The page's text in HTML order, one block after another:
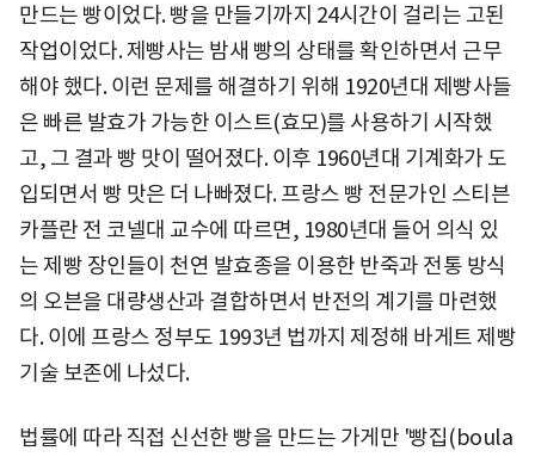
만드는 빵이었다. 빵을 만들기까지 24시간이 걸리는 고된
작업이었다. 제빵사는 밤새 빵의 상태를 확인하면서 근무
해야 했다. 이런 문제를 해결하기 위해 1920년대 제빵사들
은 빠른 발효가 가능한 이스트(효모)를 사용하기 시작했
고, 그 결과 빵 맛이 떨어졌다. 이후 1960년대 기계화가 도
입되면서 빵 맛은 더 나빠졌다. 프랑스 빵 전문가인 스티븐
카플란 전 코넬대 교수에 따르면, 1980년대 들어 의식 있
는 제빵 장인들이 천연 발효종을 이용한 반죽과 전통 방식
의 오븐을 대량생산과 결합하면서 반전의 계기를 마련했
다. 이에 프랑스 정부도 1993년 법까지 제정해 바게트 제빵
기술 보존에 나섰다.
법률에 따라 직접 신선한 빵을 만드는 가게만 '빵집(boula